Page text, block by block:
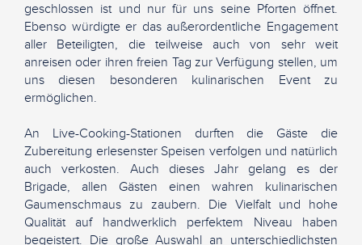
geschlossen ist und nur für uns seine Pforten öffnet.
Ebenso würdigte er das außerordentliche Engagement
aller Beteiligten, die teilweise auch von sehr weit
anreisen oder ihren freien Tag zur Verfügung stellen, um
uns diesen besonderen kulinarischen Event zu
ermöglichen.
An Live-Cooking-Stationen durften die Gäste die
Zubereitung erlesenster Speisen verfolgen und natürlich
auch verkosten. Auch dieses Jahr gelang es der
Brigade, allen Gästen einen wahren kulinarischen
Gaumenschmaus zu zaubern. Die Vielfalt und hohe
Qualität auf handwerklich perfektem Niveau haben
begeistert. Die große Auswahl an unterschiedlichsten